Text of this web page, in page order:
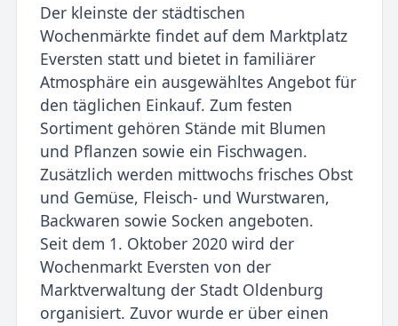
Der kleinste der städtischen
Wochenmärkte findet auf dem Marktplatz
Eversten statt und bietet in familiärer
Atmosphäre ein ausgewähltes Angebot für
den täglichen Einkauf. Zum festen
Sortiment gehören Stände mit Blumen
und Pflanzen sowie ein Fischwagen.
Zusätzlich werden mittwochs frisches Obst
und Gemüse, Fleisch- und Wurstwaren,
Backwaren sowie Socken angeboten.
Seit dem 1. Oktober 2020 wird der
Wochenmarkt Eversten von der
Marktverwaltung der Stadt Oldenburg
organisiert. Zuvor wurde er über einen